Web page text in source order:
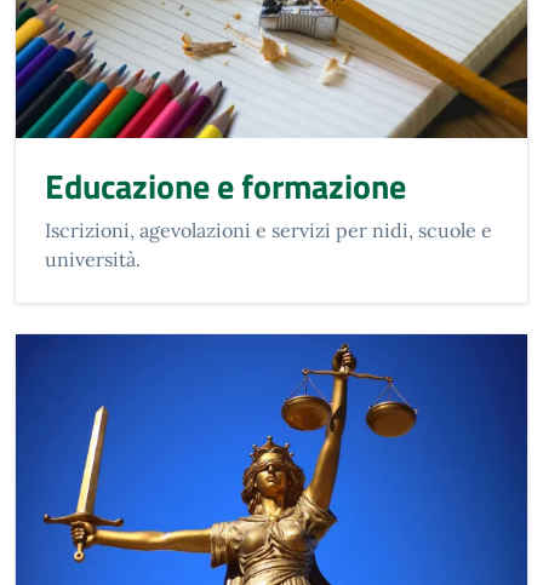
Educazione e formazione
Iscrizioni, agevolazioni e servizi per nidi, scuole e
università.